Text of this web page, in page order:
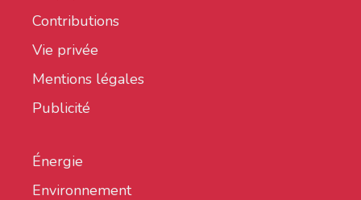
Contributions
Vie privée
Mentions légales
Publicité
Énergie
Environnement